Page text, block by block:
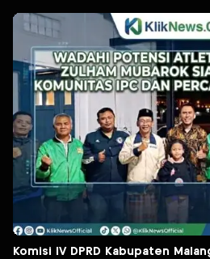
Komisi IV DPRD Kabupaten